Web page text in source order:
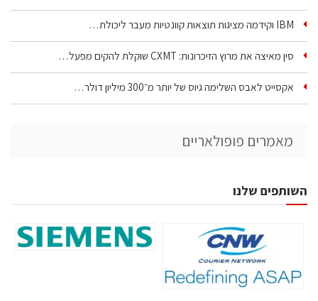
IBM וקידמה מציגות תוצאות קוונטיות מעבר ליכולת…
סין מאיצה את מרוץ הזיכרונות: CXMT שוקלת להקים מפעל…
אקסייט לאבס השלימה גיוס של יותר מ־300 מיליון דולר…
מאמרים פופולאריים
השותפים שלנו